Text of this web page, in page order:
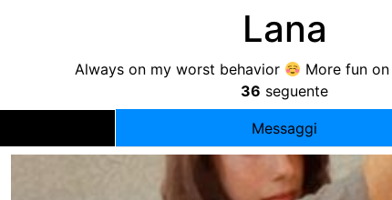
Lana
Always on my worst behavior
More fun
36 seguente
Messaggi